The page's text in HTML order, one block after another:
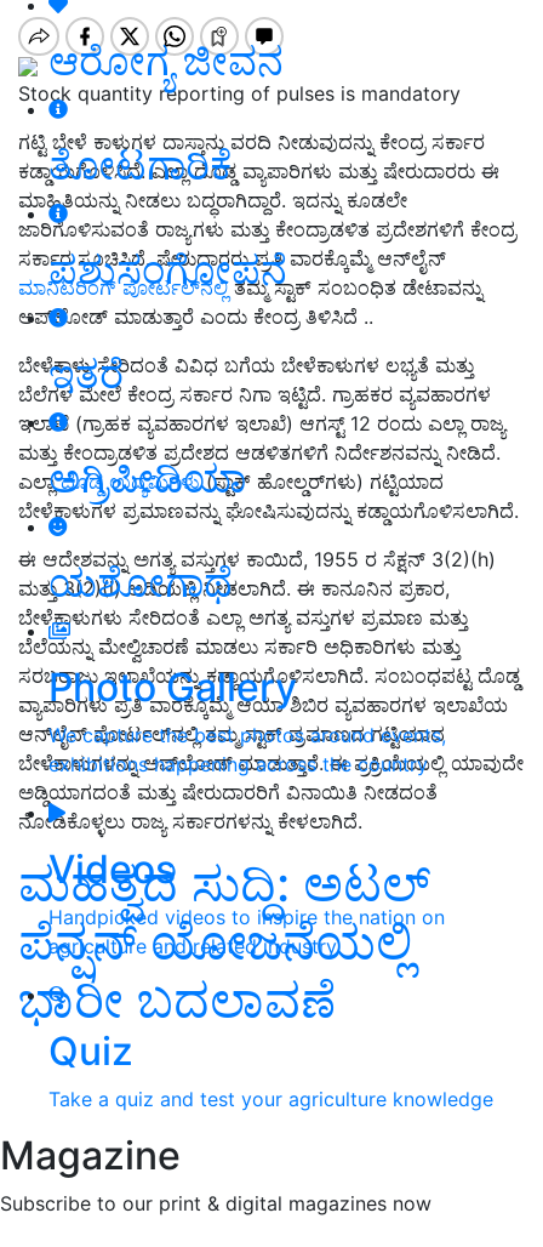
ಆರೋಗ್ಯ ಜೀವನ
ತೋಟಗಾರಿಕೆ
ಪಶುಸಂಗೋಪನೆ
ಇತರೆ
ಅಗ್ರಿಪೀಡಿಯಾ
ಯಶೋಗಾಥೆ
Photo Gallery
We capture the best photos around events,
exhibitions happening across the country
Videos
Handpicked videos to inspire the nation on
agriculture and related industry
Quiz
Take a quiz and test your agriculture knowledge
Magazine
Subscribe to our print & digital magazines now
Stock quantity reporting of pulses is mandatory
ಗಟ್ಟಿ ಬೇಳೆ ಕಾಳುಗಳ ದಾಸ್ತಾನು ವರದಿ ನೀಡುವುದನ್ನು ಕೇಂದ್ರ ಸರ್ಕಾರ
ಕಡ್ಡಾಯಗೊಳಿಸಿದೆ. ಎಲ್ಲಾ ದೊಡ್ಡ ವ್ಯಾಪಾರಿಗಳು ಮತ್ತು ಷೇರುದಾರರು ಈ
ಮಾಹಿತಿಯನ್ನು ನೀಡಲು ಬದ್ಧರಾಗಿದ್ದಾರೆ. ಇದನ್ನು ಕೂಡಲೇ
ಜಾರಿಗೊಳಿಸುವಂತೆ ರಾಜ್ಯಗಳು ಮತ್ತು ಕೇಂದ್ರಾಡಳಿತ ಪ್ರದೇಶಗಳಿಗೆ ಕೇಂದ್ರ
ಸರ್ಕಾರ ಸೂಚಿಸಿದೆ. ಷೇರುದಾರರು ಪ್ರತಿ ವಾರಕ್ಕೊಮ್ಮೆ ಆನ್‌ಲೈನ್
ಮಾನಿಟರಿಂಗ್ ಪೋರ್ಟಲ್‌ನಲ್ಲಿತಮ್ಮ ಸ್ಟಾಕ್ ಸಂಬಂಧಿತ ಡೇಟಾವನ್ನು
ಅಪ್‌ಲೋಡ್ ಮಾಡುತ್ತಾರೆ ಎಂದು ಕೇಂದ್ರ ತಿಳಿಸಿದೆ ..
ಬೇಳೆಕಾಳು ಸೇರಿದಂತೆ ವಿವಿಧ ಬಗೆಯ ಬೇಳೆಕಾಳುಗಳ ಲಭ್ಯತೆ ಮತ್ತು
ಬೆಲೆಗಳ ಮೇಲೆ ಕೇಂದ್ರ ಸರ್ಕಾರ ನಿಗಾ ಇಟ್ಟಿದೆ. ಗ್ರಾಹಕರ ವ್ಯವಹಾರಗಳ
ಇಲಾಖೆ (ಗ್ರಾಹಕ ವ್ಯವಹಾರಗಳ ಇಲಾಖೆ) ಆಗಸ್ಟ್ 12 ರಂದು ಎಲ್ಲಾ ರಾಜ್ಯ
ಮತ್ತು ಕೇಂದ್ರಾಡಳಿತ ಪ್ರದೇಶದ ಆಡಳಿತಗಳಿಗೆ ನಿರ್ದೇಶನವನ್ನು ನೀಡಿದೆ.
ಎಲ್ಲಾದೊಡ್ಡ ಉದ್ಯಮಿಗಳು(ಸ್ಟಾಕ್ ಹೋಲ್ಡರ್‌ಗಳು) ಗಟ್ಟಿಯಾದ
ಬೇಳೆಕಾಳುಗಳ ಪ್ರಮಾಣವನ್ನು ಘೋಷಿಸುವುದನ್ನು ಕಡ್ಡಾಯಗೊಳಿಸಲಾಗಿದೆ.
ಈ ಆದೇಶವನ್ನು ಅಗತ್ಯ ವಸ್ತುಗಳ ಕಾಯಿದೆ, 1955 ರ ಸೆಕ್ಷನ್ 3(2)(h)
ಮತ್ತು 3(2)(i) ಅಡಿಯಲ್ಲಿ ನೀಡಲಾಗಿದೆ. ಈ ಕಾನೂನಿನ ಪ್ರಕಾರ,
ಬೇಳೆಕಾಳುಗಳು ಸೇರಿದಂತೆ ಎಲ್ಲಾ ಅಗತ್ಯ ವಸ್ತುಗಳ ಪ್ರಮಾಣ ಮತ್ತು
ಬೆಲೆಯನ್ನು ಮೇಲ್ವಿಚಾರಣೆ ಮಾಡಲು ಸರ್ಕಾರಿ ಅಧಿಕಾರಿಗಳು ಮತ್ತು
ಸರಬರಾಜು ಇಲಾಖೆಯನ್ನು ಕಡ್ಡಾಯಗೊಳಿಸಲಾಗಿದೆ. ಸಂಬಂಧಪಟ್ಟ ದೊಡ್ಡ
ವ್ಯಾಪಾರಿಗಳು ಪ್ರತಿ ವಾರಕ್ಕೊಮ್ಮೆ ಆಯಾ ಶಿಬಿರ ವ್ಯವಹಾರಗಳ ಇಲಾಖೆಯ
ಆನ್‌ಲೈನ್ ಪೋರ್ಟಲ್‌ನಲ್ಲಿ ತಮ್ಮ ಸ್ಟಾಕ್ ಪ್ರಮಾಣದ ಗಟ್ಟಿಯಾದ
ಬೇಳೆಕಾಳುಗಳನ್ನು ಅಪ್‌ಲೋಡ್ ಮಾಡುತ್ತಾರೆ. ಈ ಪ್ರಕ್ರಿಯೆಯಲ್ಲಿ ಯಾವುದೇ
ಅಡ್ಡಿಯಾಗದಂತೆ ಮತ್ತು ಷೇರುದಾರರಿಗೆ ವಿನಾಯಿತಿ ನೀಡದಂತೆ
ನೋಡಿಕೊಳ್ಳಲು ರಾಜ್ಯ ಸರ್ಕಾರಗಳನ್ನು ಕೇಳಲಾಗಿದೆ.
ಮಹತ್ವದ ಸುದ್ದಿ: ಅಟಲ್‌
ಪೆನ್ಷನ್‌ ಯೋಜನೆಯಲ್ಲಿ
ಭಾರೀ ಬದಲಾವಣೆ